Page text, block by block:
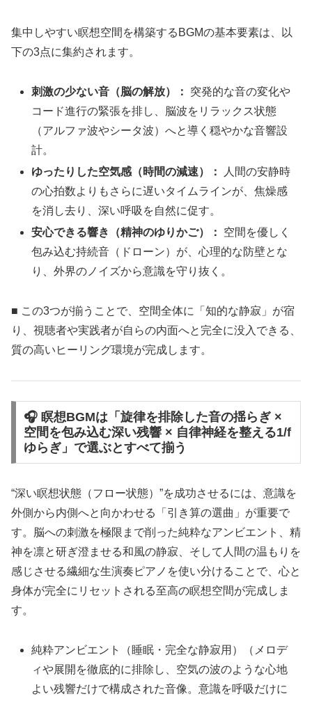
集中しやすい瞑想空間を構築するBGMの基本要素は、以
下の3点に集約されます。
刺激の少ない音（脳の解放）：
突発的な音の変化や
コード進行の緊張を排し、脳波をリラックス状態
（アルファ波やシータ波）へと導く穏やかな音響設
計。
ゆったりした空気感（時間の減速）：
人間の安静時
の心拍数よりもさらに遅いタイムラインが、焦燥感
を消し去り、深い呼吸を自然に促す。
安心できる響き（精神のゆりかご）：
空間を優しく
包み込む持続音（ドローン）が、心理的な防壁とな
り、外界のノイズから意識を守り抜く。
■ この3つが揃うことで、空間全体に「知的な静寂」が宿
り、視聴者や実践者が自らの内面へと完全に没入できる、
質の高いヒーリング環境が完成します。
🎧 瞑想BGMは「旋律を排除した音の揺らぎ ×
空間を包み込む深い残響 × 自律神経を整える1/f
ゆらぎ」で選ぶとすべて揃う
“深い瞑想状態（フロー状態）”を成功させるには、意識を
外側から内側へと向かわせる「引き算の選曲」が重要で
す。脳への刺激を極限まで削った純粋なアンビエント、精
神を凛と研ぎ澄ませる和風の静寂、そして人間の温もりを
感じさせる繊細な生演奏ピアノを使い分けることで、心と
身体が完全にリセットされる至高の瞑想空間が完成しま
す。
純粋アンビエント（睡眠・完全な静寂用）（メロデ
ィや展開を徹底的に排除し、空気の波のような心地
よい残響だけで構成された音像。意識を呼吸だけに